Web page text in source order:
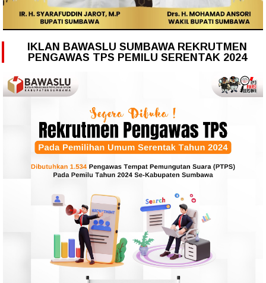
IKLAN BAWASLU SUMBAWA REKRUTMEN
PENGAWAS TPS PEMILU SERENTAK 2024